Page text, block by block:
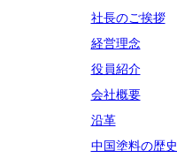
社長のご挨拶
経営理念
役員紹介
会社概要
沿革
中国塗料の歴史